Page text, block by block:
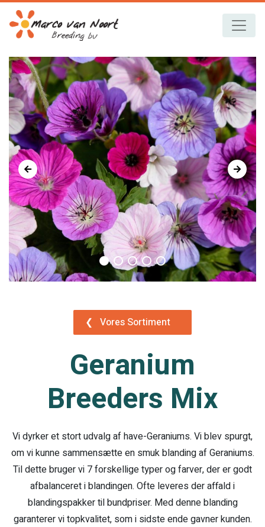
❮ Vores Sortiment
Geranium
Breeders Mix
Vi dyrker et stort udvalg af have-Geraniums. Vi blev spurgt,
om vi kunne sammensætte en smuk blanding af Geraniums.
Til dette bruger vi 7 forskellige typer og farver, der er godt
afbalanceret i blandingen. Ofte leveres der affald i
blandingspakker til bundpriser. Med denne blanding
garanterer vi topkvalitet, som i sidste ende gavner kunden.